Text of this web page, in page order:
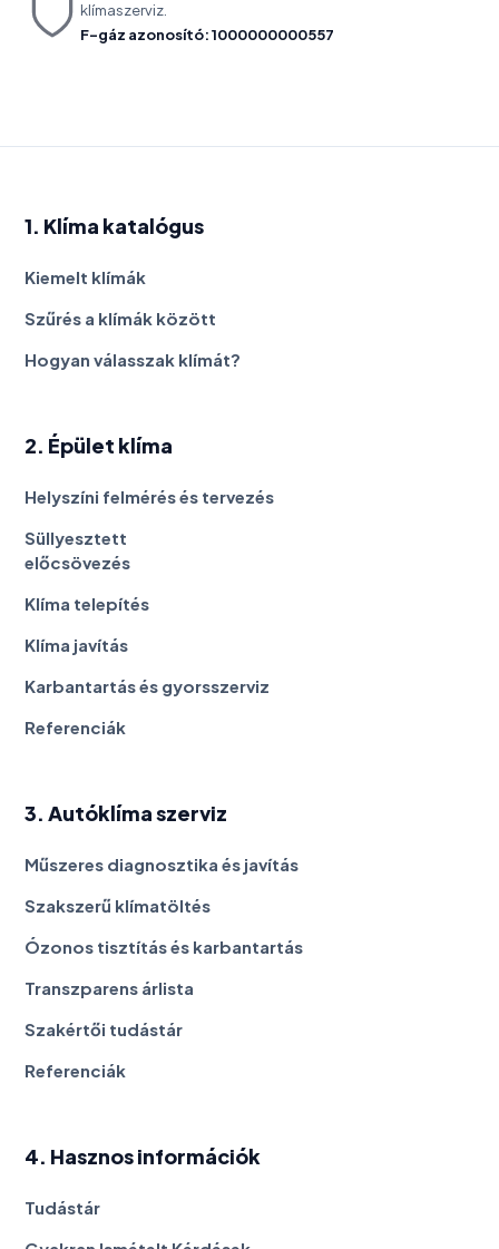
klímaszerviz.
F-gáz azonosító: 1000000000557
1. Klíma katalógus
Kiemelt klímák
Szűrés a klímák között
Hogyan válasszak klímát?
2. Épület klíma
Helyszíni felmérés és tervezés
Süllyesztett
előcsövezés
Klíma telepítés
Klíma javítás
Karbantartás és gyorsszerviz
Referenciák
3. Autóklíma szerviz
Műszeres diagnosztika és javítás
Szakszerű klímatöltés
Ózonos tisztítás és karbantartás
Transzparens árlista
Szakértői tudástár
Referenciák
4. Hasznos információk
Tudástár